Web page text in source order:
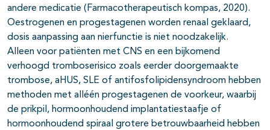
andere medicatie (Farmacotherapeutisch kompas, 2020).
Oestrogenen en progestagenen worden renaal geklaard,
dosis aanpassing aan nierfunctie is niet noodzakelijk.
Alleen voor patiënten met CNS en een bijkomend
verhoogd tromboserisico zoals eerder doorgemaakte
trombose, aHUS, SLE of antifosfolipidensyndroom hebben
methoden met alléén progestagenen de voorkeur, waarbij
de prikpil, hormoonhoudend implantatiestaafje of
hormoonhoudend spiraal grotere betrouwbaarheid hebben